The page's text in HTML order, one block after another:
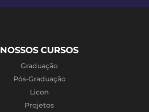
NOSSOS CURSOS
Graduação
Pós-Graduação
Licon
Projetos